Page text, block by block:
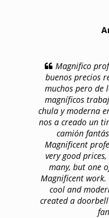
Magnifico
buenos precios
muchos pero de
magníficos
chula y moderna
nos a creado un
camión
Magnificent
very good
many, but one
Magnificent work.
cool and
created a